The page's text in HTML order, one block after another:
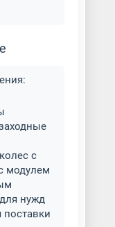
с
модулем
нужд
поставки